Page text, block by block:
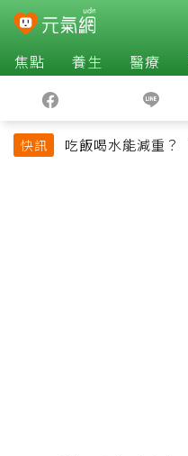
焦點 養生 醫療
快訊
吃飯喝水能減重？